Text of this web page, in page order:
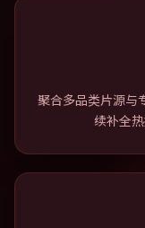
聚合多品类片源与
续补全